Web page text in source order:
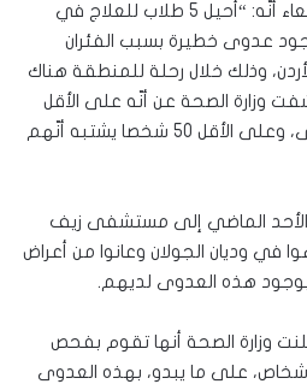
أفادت مصادر عبرية اليوم الأربعاء أنّه: “أحيل 5 طلاب للعلاج في
عدوى خطيرة بسبب الفئران
وذلك خلال رحلة للمنطقة هناك
وزارة الصحة عن أنّه على الأقل
أصيب 14 شخصا بهذه العدوى، وعلى الأقل 50 شخصا يشتبه أنّهم
الأحد الماضي إلى مستشفى زيف
في وديان الجولان وعانوا من أعراض
بوجود هذه العدوى لديهم.
وزارة الصحة أنها تقوم بفحص
على ما يبدو، بهذه العدوى